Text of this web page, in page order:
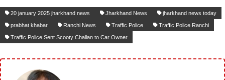
20 january 2025 jharkhand news Jharkhand News
jharkhand news today
prabhat khabar
Ranchi News Traffic Police
Traffic Police Ranchi
Traffic Police Sent Scooty Challan to Car Owner